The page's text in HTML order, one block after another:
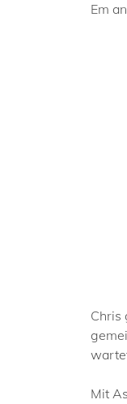
Em
Chris
Mit